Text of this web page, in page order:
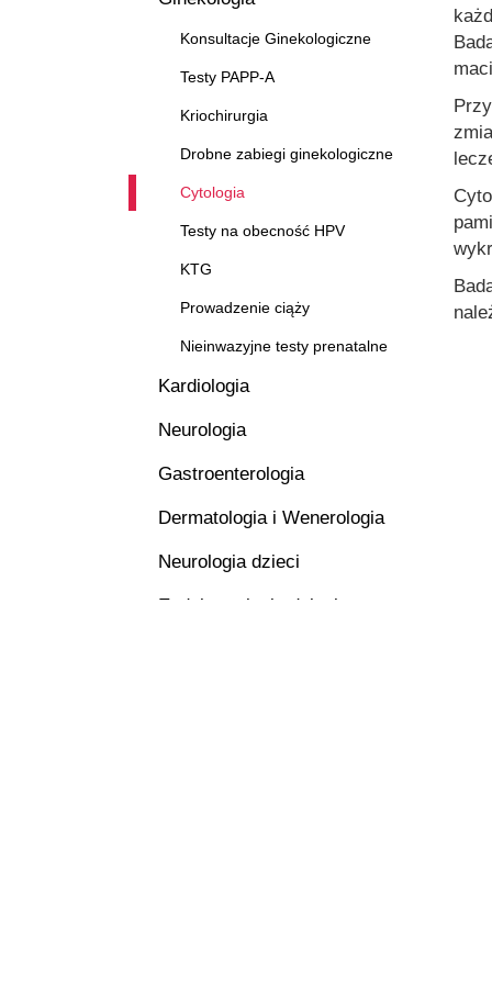
Konsultacje Ginekologiczne
Testy PAPP-A
Kriochirurgia
Drobne zabiegi ginekologiczne
Cytologia
Testy na obecność HPV
KTG
Prowadzenie ciąży
Nieinwazyjne testy prenatalne
Kardiologia
Neurologia
Gastroenterologia
Dermatologia i Wenerologia
Neurologia dzieci
Endokrynologia dzieci